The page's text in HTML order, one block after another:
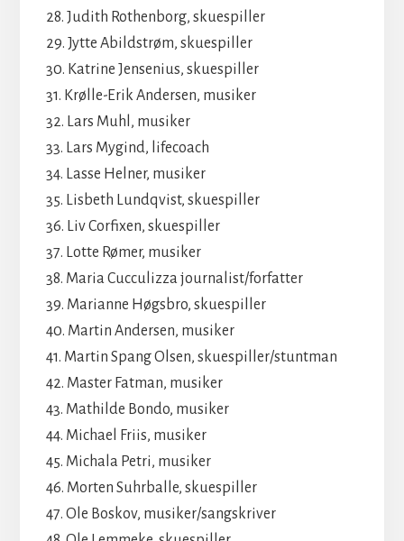
28. Judith Rothenborg, skuespiller
29. Jytte Abildstrøm, skuespiller
30. Katrine Jensenius, skuespiller
31. Krølle-Erik Andersen, musiker
32. Lars Muhl, musiker
33. Lars Mygind, lifecoach
34. Lasse Helner, musiker
35. Lisbeth Lundqvist, skuespiller
36. Liv Corfixen, skuespiller
37. Lotte Rømer, musiker
38. Maria Cucculizza journalist/forfatter
39. Marianne Høgsbro, skuespiller
40. Martin Andersen, musiker
41. Martin Spang Olsen, skuespiller/stuntman
42. Master Fatman, musiker
43. Mathilde Bondo, musiker
44. Michael Friis, musiker
45. Michala Petri, musiker
46. Morten Suhrballe, skuespiller
47. Ole Boskov, musiker/sangskriver